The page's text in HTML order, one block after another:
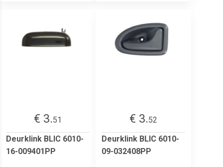
€ 3.51
Deurklink BLIC 6010-
16-009401PP
€ 3.52
Deurklink BLIC 6010-
09-032408PP